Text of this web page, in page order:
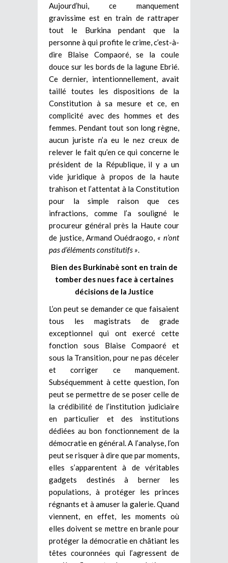
Aujourd’hui, ce manquement
gravissime est en train de rattraper
tout le Burkina pendant que la
personne à qui profite le crime, c’est-à-
dire Blaise Compaoré, se la coule
douce sur les bords de la lagune Ebrié.
Ce dernier, intentionnellement, avait
taillé toutes les dispositions de la
Constitution à sa mesure et ce, en
complicité avec des hommes et des
femmes. Pendant tout son long règne,
aucun juriste n’a eu le nez creux de
relever le fait qu’en ce qui concerne le
président de la République, il y a un
vide juridique à propos de la haute
trahison et l’attentat à la Constitution
pour la simple raison que ces
infractions, comme l’a souligné le
procureur général près la Haute cour
de justice, Armand Ouédraogo, « n’ont
pas d’éléments constitutifs »
Bien des Burkinabè sont en train de
tomber des nues face à certaines
décisions de la Justice
L’on peut se demander ce que faisaient
tous les magistrats de grade
exceptionnel qui ont exercé cette
fonction sous Blaise Compaoré et
sous la Transition, pour ne pas déceler
et corriger ce manquement.
Subséquemment à cette question, l’on
peut se permettre de se poser celle de
la crédibilité de l’institution judiciaire
en particulier et des institutions
dédiées au bon fonctionnement de la
démocratie en général. A l’analyse, l’on
peut se risquer à dire que par moments,
elles s’apparentent à de véritables
gadgets destinés à berner les
populations, à protéger les princes
régnants et à amuser la galerie. Quand
viennent, en effet, les moments où
elles doivent se mettre en branle pour
protéger la démocratie en châtiant les
têtes couronnées qui l’agressent de